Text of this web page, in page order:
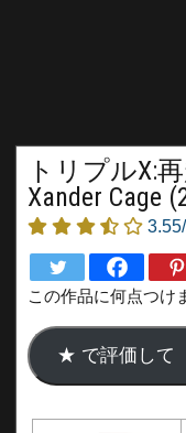
トリプルX:
Xander Cage
この作品に何点つけ